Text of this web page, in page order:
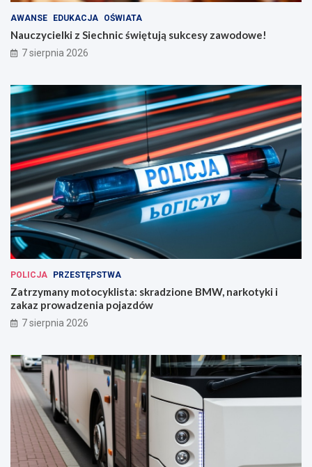
AWANSE EDUKACJA OŚWIATA
Nauczycielki z Siechnic świętują sukcesy zawodowe!
7 sierpnia 2026
POLICJA PRZESTĘPSTWA
Zatrzymany motocyklista: skradzione BMW, narkotyki i
zakaz prowadzenia pojazdów
7 sierpnia 2026